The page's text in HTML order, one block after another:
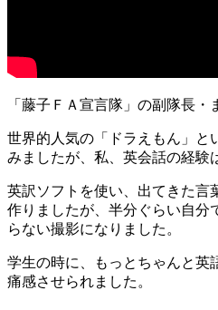
「藤子ＦＡ宣言隊」の副隊長・
世界的人気の「ドラえもん」と
みましたが、私、英会話の経
英訳ソフトを使い、出てきた言
作りましたが、半分ぐらい自分
らない撮影になりました。
学生の時に、もっとちゃんと英
痛感させられました。